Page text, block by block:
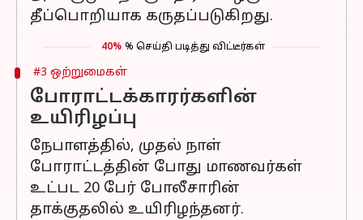
தீப்பொறியாக கருதப்படுகிறது.
40% % செய்தி படித்து விட்டீர்கள்
#3 ஒற்றுமைகள்
போராட்டக்காரர்களின்
உயிரிழப்பு
நேபாளத்தில், முதல் நாள்
போராட்டத்தின் போது மாணவர்கள்
உட்பட 20 பேர் போலீசாரின்
தாக்குதலில் உயிரிழந்தனர்.